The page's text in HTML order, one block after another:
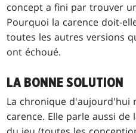
concept a fini par trouver
Pourquoi la carence doit-
toutes les autres versions
ont échoué.
LA BONNE SOLUTION
La chronique d'aujourd'hui
carence. Elle parle aussi